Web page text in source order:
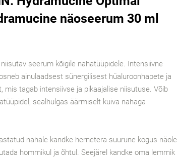
näoseerum 30 ml
seerum kõigile nahatüüpidele. Intensiivne
ainulaadsest sünergilisest hüaluroonhapete ja
mis tagab intensiivse ja pikaajalise niisutuse. Võib
sealhulgas äärmiselt kuiva nahaga
nahale kandke hernetera suurune kogus näole
hommikul ja õhtul. Seejärel kandke oma lemmik